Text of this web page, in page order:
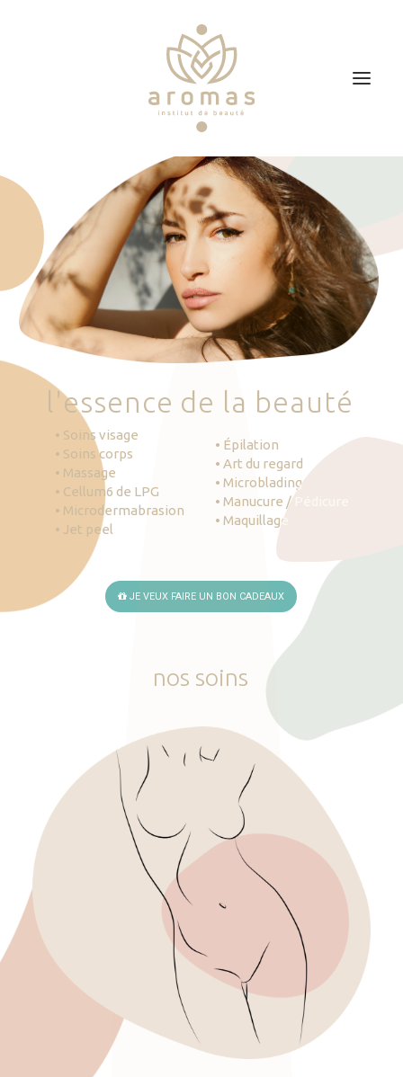
Soins
Je veux faire un bon cadeau
Plan d’accès
Prendre RDV
'essence de la beauté
• Soins visage
• Soins corps
• Massage
• Cellum6 de LPG
• Microdermabrasion
• Jet peel
• Épilation
• Art du regard
• Microblading
• Manucure / Pédicure
• Maquillage
JE VEUX FAIRE UN BON CADEAUX
nos soins